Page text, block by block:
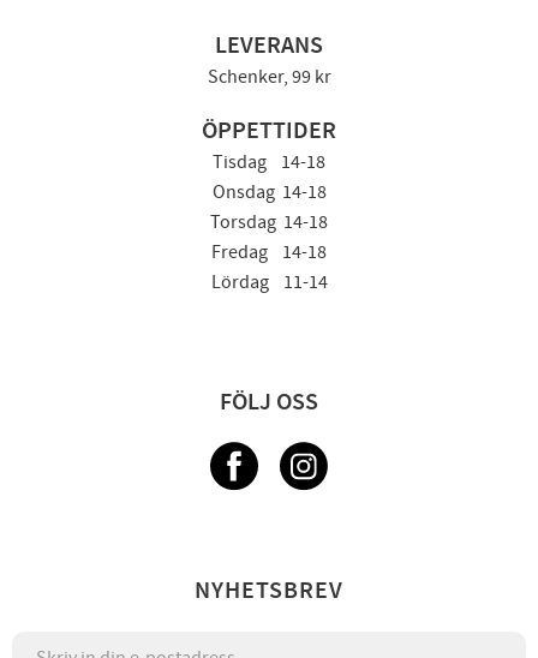
LEVERANS
Schenker, 99 kr
ÖPPETTIDER
Tisdag 14-18
Onsdag 14-18
Torsdag 14-18
Fredag 14-18
Lördag 11-14
FÖLJ OSS
NYHETSBREV